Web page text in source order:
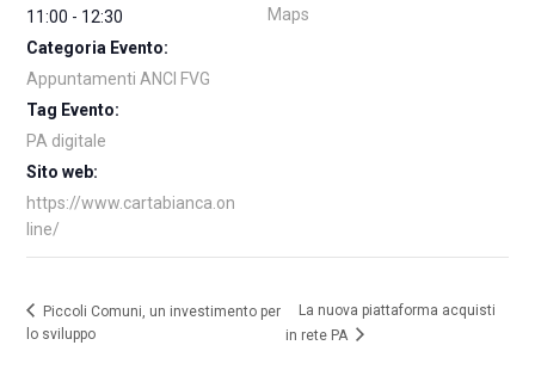
11:00 - 12:30
Categoria Evento:
Appuntamenti ANCI FVG
Tag Evento:
PA digitale
Sito web:
https://www.cartabianca.on
line/
Maps
Piccoli Comuni, un investimento per
lo sviluppo
La nuova piattaforma acquisti
in rete PA